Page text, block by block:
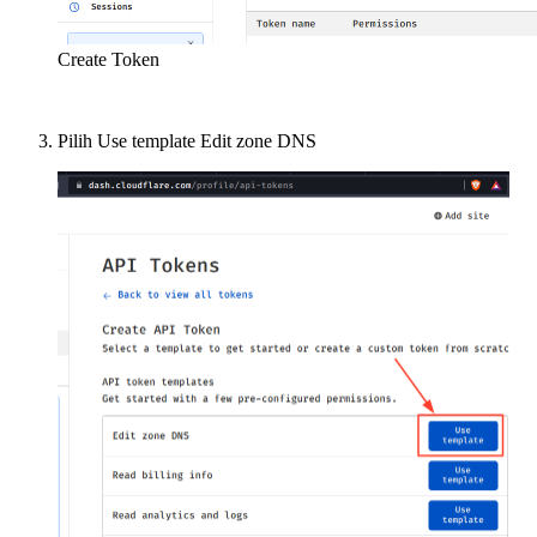
Create Token
Pilih Use template Edit zone DNS